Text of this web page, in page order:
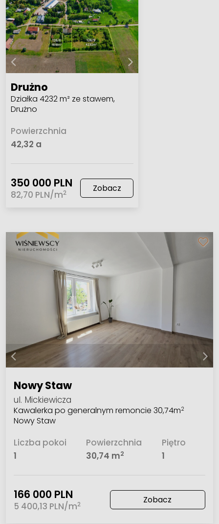
Drużno
Działka 4232 m² ze stawem,
Drużno
Powierzchnia
42,32 a
350 000 PLN
82,70 PLN/m2 Zobacz
Nowy Staw
ul. Mickiewicza
Kawalerka po generalnym remoncie 30,74m2
Nowy Staw
Liczba pokoi
1
Powierzchnia
30,74 m2
Piętro
1
166 000 PLN
5 400,13 PLN/m2 Zobacz